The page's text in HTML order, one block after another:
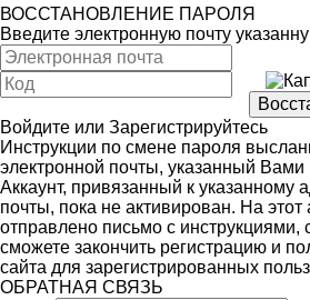
ВОССТАНОВЛЕНИЕ ПАРОЛЯ
Введите электронную почту
Войдите или Зарегистрируйтесь
Инструкции по смене пароля
электронной почты, указанный Вами
Аккаунт, привязанный к указанному
почты, пока не активирован. На
отправлено письмо с инструкциями,
сможете закончить регистрацию и
сайта для зарегистрированных
ОБРАТНАЯ СВЯЗЬ